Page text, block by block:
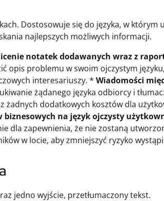
Dostosowuje się do języka, w którym
najlepszych możliwych informacji.
notatek dodawanych wraz z
opis problemu w swoim ojczystym
interesariuszy. * Wiadomości
żądanego języka odbiorcy i
dodatkowych kosztów dla
na język ojczysty
dla zapewnienia, że nie zostaną
w locie, aby zmniejszyć ryzyko
jedno wyjście, przetłumaczony tekst.